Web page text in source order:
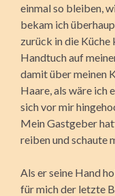
einmal so bleiben,
bekam ich
zurück in die Küche
Handtuch auf
damit über meinen
Haare, als wäre ich
sich vor mir
Mein Gastgeber
reiben und schaute
Als er seine Hand
für mich der letzte